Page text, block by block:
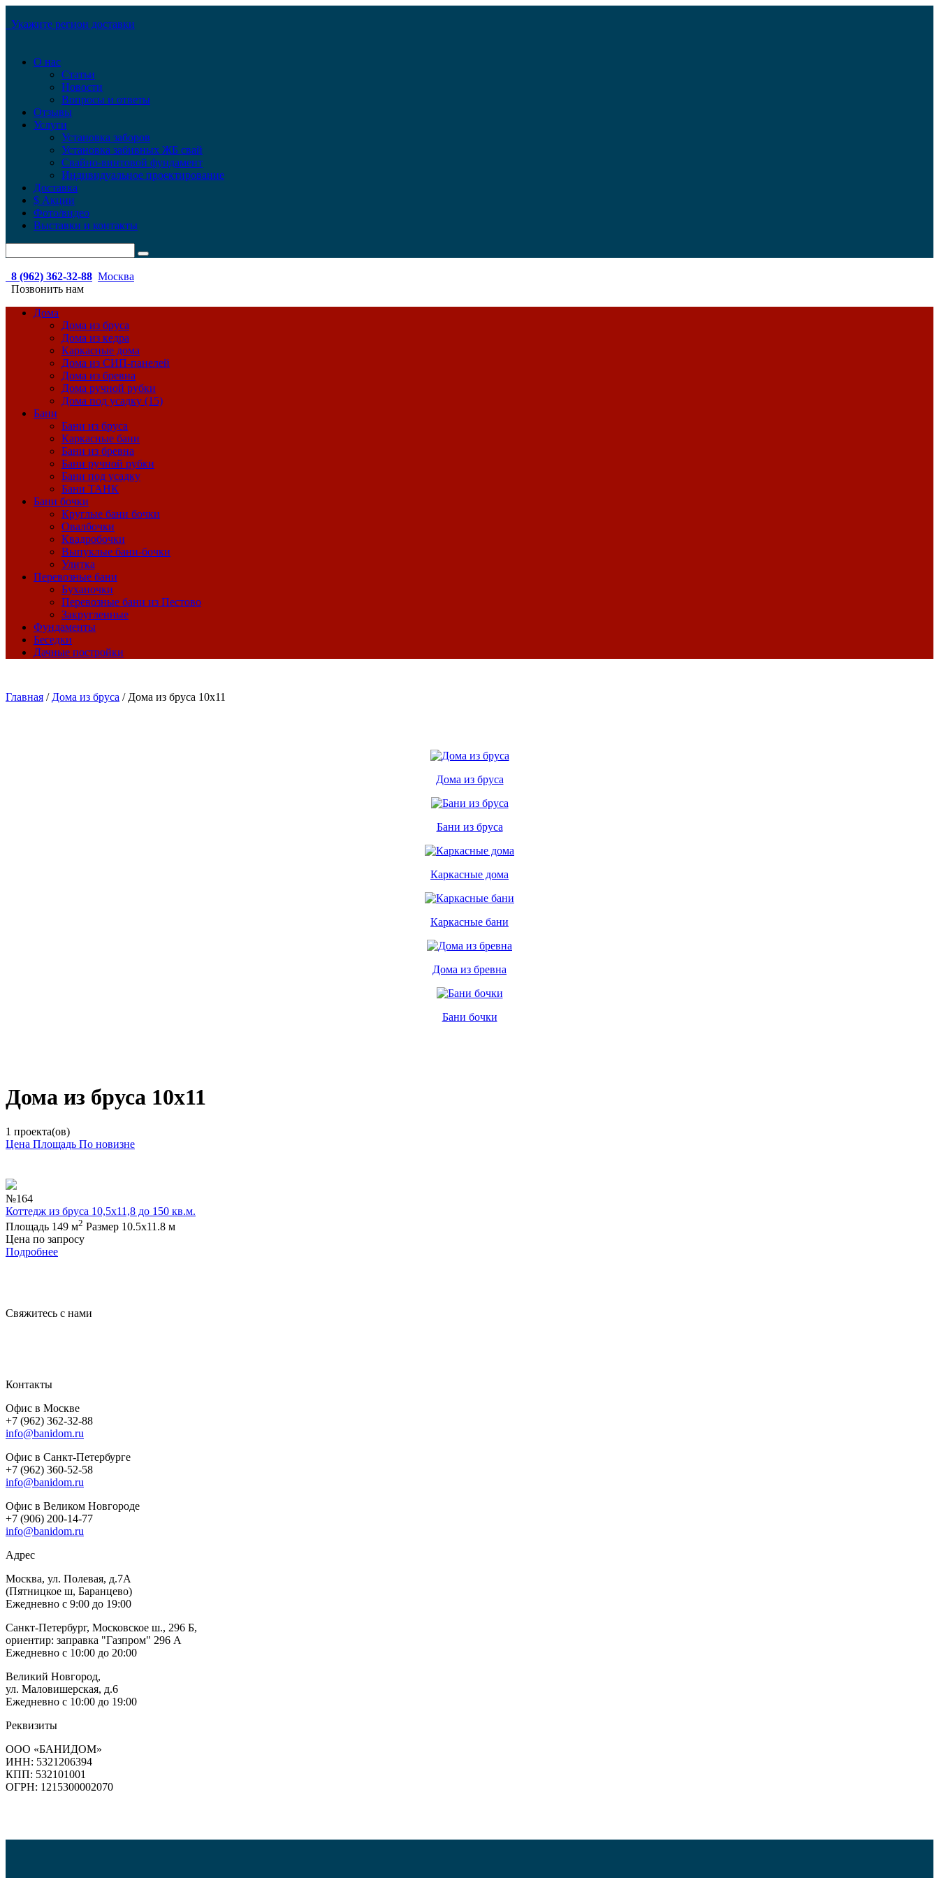
Укажите регион доставки
О нас
Статьи
Новости
Вопросы и ответы
Отзывы
Услуги
Установка заборов
Установка забивных ЖБ свай
Свайно-винтовой фундамент
Индивидуальное проектирование
Доставка
$ Акции
Фото/видео
Выставки и контакты
8 (962) 362-32-88 Москва
Позвонить нам
Дома
Дома из бруса
Дома из кедра
Каркасные дома
Дома из СИП-панелей
Дома из бревна
Дома ручной рубки
Дома под усадку (15)
Бани
Бани из бруса
Каркасные бани
Бани из бревна
Бани ручной рубки
Бани под усадку
Бани ТАНК
Бани бочки
Круглые бани бочки
Овалбочки
Квадробочки
Выпуклые бани-бочки
Улитка
Перевозные бани
Буханочки
Перевозные бани из Пестово
Закругленные
Фундаменты
Беседки
Дачные постройки
Главная / Дома из бруса / Дома из бруса 10х11
Дома из бруса
Бани из бруса
Каркасные дома
Каркасные бани
Дома из бревна
Бани бочки
Дома из бруса 10х11
1 проекта(ов)
Цена Площадь По новизне
№164
Коттедж из бруса 10,5х11,8 до 150 кв.м.
Площадь 149 м2 Размер 10.5х11.8 м
Цена по запросу
Подробнее
Свяжитесь с нами
Контакты
Офис в Москве
+7 (962) 362-32-88
info@banidom.ru
Офис в Санкт-Петербурге
+7 (962) 360-52-58
info@banidom.ru
Офис в Великом Новгороде
+7 (906) 200-14-77
info@banidom.ru
Адрес
Москва, ул. Полевая, д.7А
(Пятницкое ш, Баранцево)
Ежедневно с 9:00 до 19:00
Санкт-Петербург, Московское ш., 296 Б,
ориентир: заправка "Газпром" 296 А
Ежедневно с 10:00 до 20:00
Великий Новгород,
ул. Маловишерская, д.6
Ежедневно с 10:00 до 19:00
Реквизиты
ООО «БАНИДОМ»
ИНН: 5321206394
КПП: 532101001
ОГРН: 1215300002070